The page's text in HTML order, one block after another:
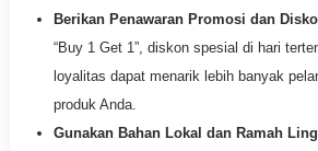
Berikan Penawaran Promosi dan
“Buy 1 Get 1”, diskon spesial di hari
loyalitas dapat menarik lebih banyak
produk Anda.
Gunakan Bahan Lokal dan Ramah